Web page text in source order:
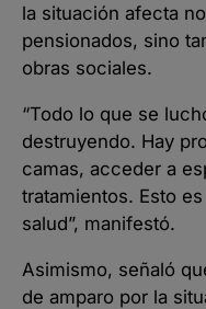
la situación afecta
pensionados, sino
obras sociales.
“Todo lo que se
destruyendo. Hay
camas, acceder a
tratamientos. Esto
salud”, manifestó.
Asimismo, señaló
de amparo por la